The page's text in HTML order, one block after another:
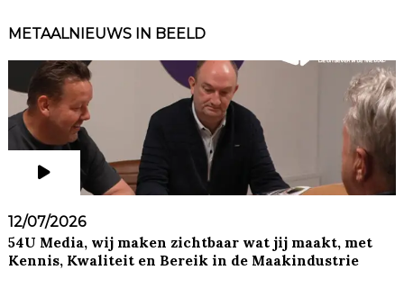
METAALNIEUWS IN BEELD
12/07/2026
54U Media, wij maken zichtbaar wat jij maakt, met
Kennis, Kwaliteit en Bereik in de Maakindustrie